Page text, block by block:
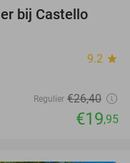
24%
bij Castello
9.2 star
Regulier €26,40
€19,95